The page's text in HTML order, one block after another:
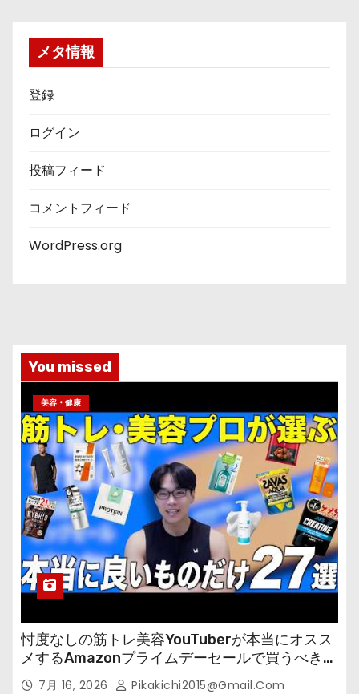
メタ情報
登録
ログイン
投稿フィード
コメントフィード
WordPress.org
You missed
美容・健康
忖度なしの筋トレ美容YouTuberが本当にオスス
メするAmazonプライムデーセールで買うべきも
の 7月 16, 2026 Pikakichi2015@gmail.com